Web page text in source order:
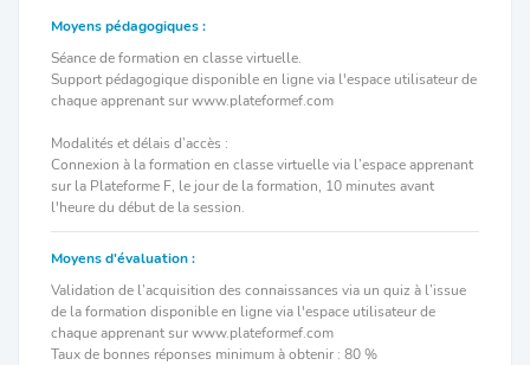
Moyens pédagogiques :
Séance de formation en classe virtuelle.
Support pédagogique disponible en ligne via l'espace utilisateur de
chaque apprenant sur www.plateformef.com
Modalités et délais d’accès :
Connexion à la formation en classe virtuelle via l’espace apprenant
sur la Plateforme F, le jour de la formation, 10 minutes avant
l'heure du début de la session.
Moyens d'évaluation :
Validation de l’acquisition des connaissances via un quiz à l’issue
de la formation disponible en ligne via l'espace utilisateur de
chaque apprenant sur www.plateformef.com
Taux de bonnes réponses minimum à obtenir : 80 %